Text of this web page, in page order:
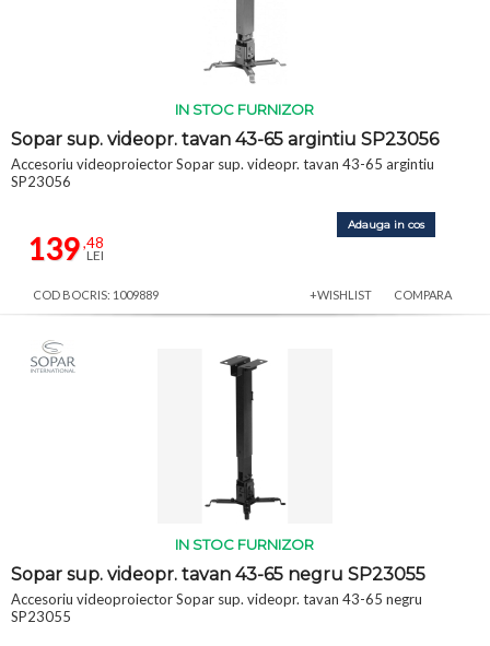
IN STOC FURNIZOR
Sopar sup. videopr. tavan 43-65 argintiu SP23056
Accesoriu videoproiector Sopar sup. videopr. tavan 43-65 argintiu
SP23056
139,48
LEI
Adauga in cos
COD BOCRIS: 1009889 +WISHLIST COMPARA
IN STOC FURNIZOR
Sopar sup. videopr. tavan 43-65 negru SP23055
Accesoriu videoproiector Sopar sup. videopr. tavan 43-65 negru
SP23055